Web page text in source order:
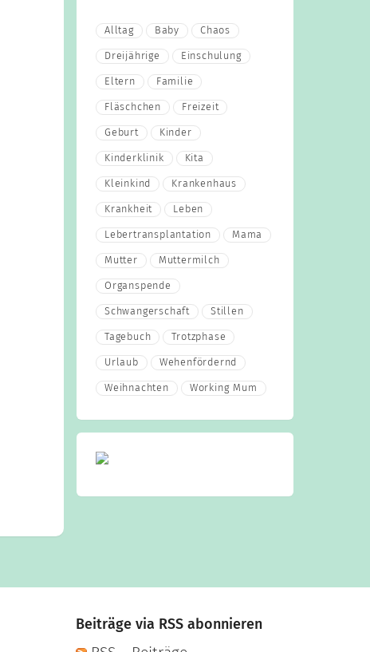
Alltag Baby Chaos
Dreijährige Einschulung
Eltern Familie
Fläschchen Freizeit
Geburt Kinder
Kinderklinik Kita
Kleinkind Krankenhaus
Krankheit Leben
Lebertransplantation Mama
Mutter Muttermilch
Organspende
Schwangerschaft Stillen
Tagebuch Trotzphase
Urlaub Wehenfördernd
Weihnachten Working Mum
Beiträge via RSS abonnieren